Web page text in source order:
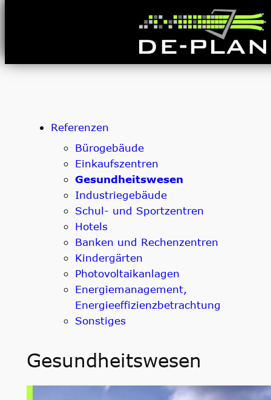
springen
Referenzen
Bürogebäude
Einkaufszentren
Gesundheitswesen
Industriegebäude
Schul- und Sportzentren
Hotels
Banken und Rechenzentren
Kindergärten
Photovoltaikanlagen
Energiemanagement,
Energieeffizienzbetrachtung
Sonstiges
Gesundheitswesen